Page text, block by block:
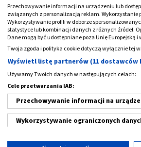
Medme poleca
Przechowywanie informacji na urządzeniu lub
związanych z personalizacją reklam. Wykorzystanie
Wykorzystywanie profili w doborze
statystyce lub kombinacji danych z różnych źródeł.
Dane mogą być udostępniane poza Unię Europejską i
Twoja zgoda i polityka cookie dotyczą wyłącznie tej
Wyświetl listę partnerów (11 dostawców
Używamy Twoich danych w następujących celach:
Cele przetwarzania IAB:
Przechowywanie informacji na
Wykorzystywanie ograniczonych
Tworzenie profili w celu